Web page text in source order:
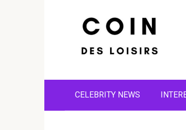
CELEBRITY NEWS